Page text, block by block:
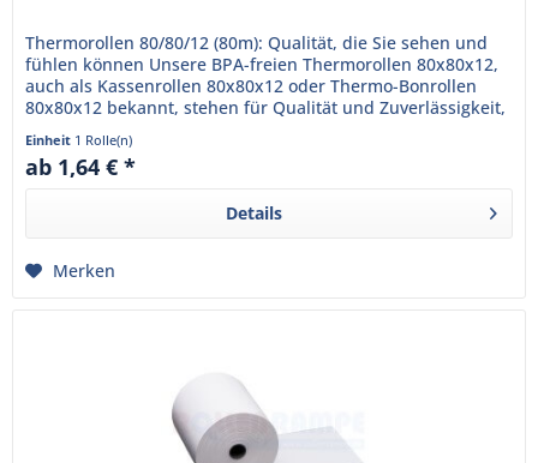
Thermorollen 80/80/12 (80m): Qualität, die Sie sehen und
fühlen können Unsere BPA-freien Thermorollen 80x80x12,
auch als Kassenrollen 80x80x12 oder Thermo-Bonrollen
80x80x12 bekannt, stehen für Qualität und Zuverlässigkeit,
die Ihr...
Einheit 1 Rolle(n)
ab 1,64 € *
Details
Merken